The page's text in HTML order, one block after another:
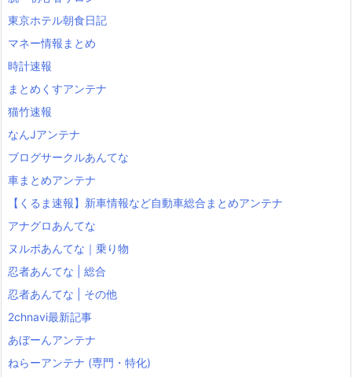
東京ホテル朝食日記
マネー情報まとめ
時計速報
まとめくすアンテナ
猫竹速報
なんJアンテナ
ブログサークルあんてな
車まとめアンテナ
【くるま速報】新車情報など自動車総合まとめアンテナ
アナグロあんてな
ヌルポあんてな｜乗り物
忍者あんてな | 総合
忍者あんてな | その他
2chnavi最新記事
あぼーんアンテナ
ねらーアンテナ (専門・特化)